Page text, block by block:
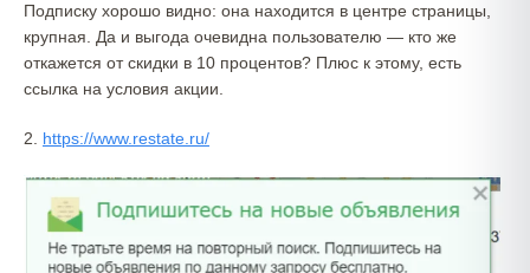
Подписку хорошо видно: она находится в центре страницы,
крупная. Да и выгода очевидна пользователю — кто же
откажется от скидки в 10 процентов? Плюс к этому, есть
ссылка на условия акции.
2. https://www.restate.ru/